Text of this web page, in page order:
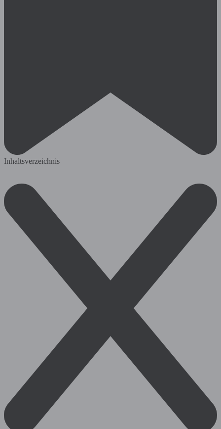
Inhaltsverzeichnis